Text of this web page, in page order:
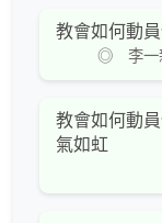
教會如何動
◎ 李一新
教會如何動
氣如虹